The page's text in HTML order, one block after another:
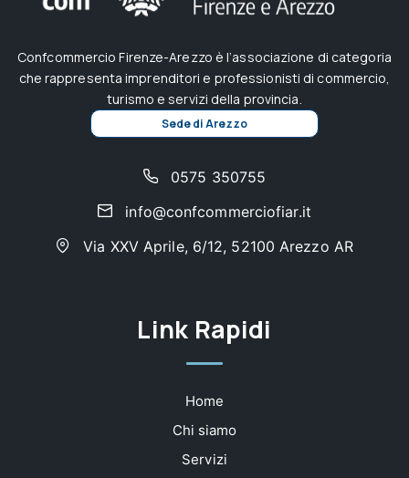
Confcommercio Firenze-Arezzo è l’associazione di categoria
che rappresenta imprenditori e professionisti di commercio,
turismo e servizi della provincia.
Sede di Arezzo
0575 350755
info@confcommerciofiar.it
Via XXV Aprile, 6/12, 52100 Arezzo AR
Link Rapidi
Home
Chi siamo
Servizi